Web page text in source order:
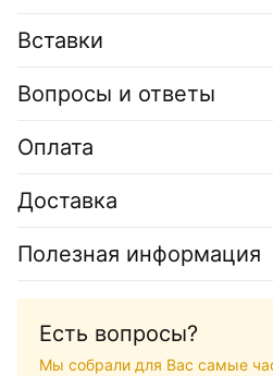
Вставки
Вопросы и ответы
Оплата
Доставка
Полезная информация
Есть вопросы?
Мы собрали для Вас самые